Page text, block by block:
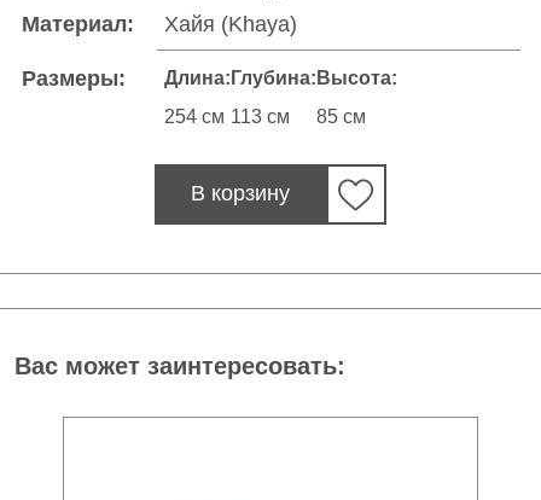
Материал:
Хайя (Khaya)
Размеры:
Длина:
254 см
Глубина:
113 см
Высота:
85 см
В корзину
Вас может заинтересовать: